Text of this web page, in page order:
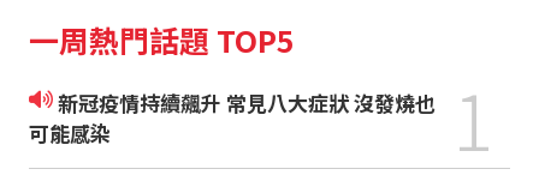
一周熱門話題 TOP5
新冠疫情持續飆升 常見八大症狀 沒發燒也
可能感染
1